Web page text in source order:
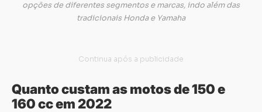
opções de diferentes segmentos e marcas, indo além das
tradicionais Honda e Yamaha
Quanto custam as motos de 150 e
160 cc em 2022